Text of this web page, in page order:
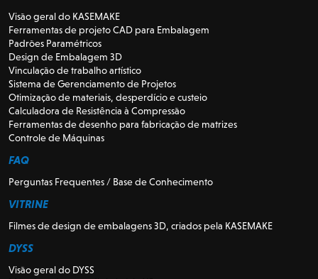
Visão geral do KASEMAKE
Ferramentas de projeto CAD para Embalagem
Padrões Paramétricos
Design de Embalagem 3D
Vinculação de trabalho artístico
Sistema de Gerenciamento de Projetos
Otimização de materiais, desperdício e custeio
Calculadora de Resistência à Compressão
Ferramentas de desenho para fabricação de matrizes
Controle de Máquinas
FAQ
Perguntas Frequentes / Base de Conhecimento
VITRINE
Filmes de design de embalagens 3D, criados pela KASEMAKE
DYSS
Visão geral do DYSS